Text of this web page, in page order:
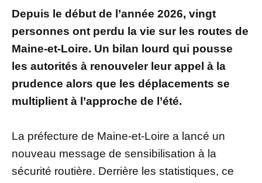
Depuis le début de l’année 2026, vingt
personnes ont perdu la vie sur les routes de
Maine-et-Loire. Un bilan lourd qui pousse
les autorités à renouveler leur appel à la
prudence alors que les déplacements se
multiplient à l’approche de l’été.
La préfecture de Maine-et-Loire a lancé un
nouveau message de sensibilisation à la
sécurité routière. Derrière les statistiques, ce